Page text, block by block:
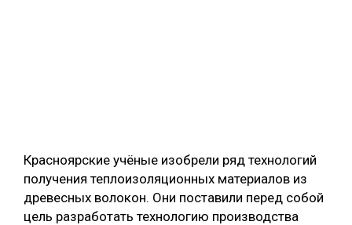
Красноярские учёные изобрели ряд технологий
получения теплоизоляционных материалов из
древесных волокон. Они поставили перед собой
цель разработать технологию производства